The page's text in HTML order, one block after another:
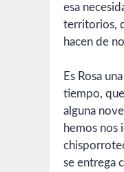
esa
territorios,
hacen de
Es Rosa
tiempo,
alguna
hemos nos
se entrega